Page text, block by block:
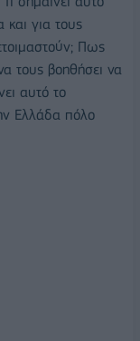
και για τους
Πως
τους βοηθήσει να
αυτό το
Ελλάδα πόλο